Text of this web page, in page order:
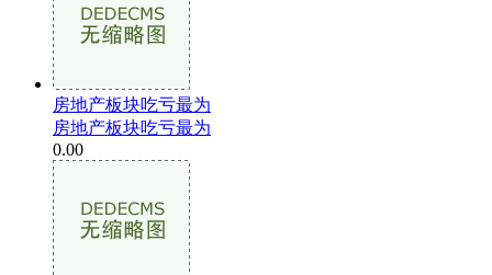
房地产板块吃亏最为
房地产板块吃亏最为
0.00